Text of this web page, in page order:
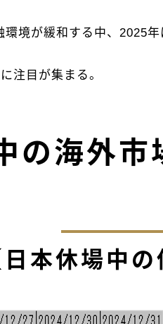
境が緩和する中、2025
注目が集まる。
の海外市
日本休場中の